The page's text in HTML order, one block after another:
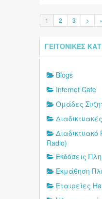
1 2 3 > »
ΓΕΙΤΟΝΙΚΈΣ
Blogs
Internet Cafe
Oμάδες
Radio)
Εκδόσεις
Εκμάθηση
Εταιρείες